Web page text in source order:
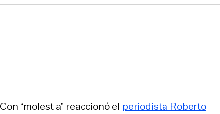
Con “molestia” reaccionó el periodista Roberto